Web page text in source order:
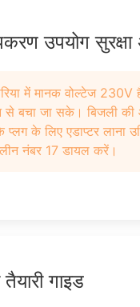
उपयोग
में मानक वोल्टेज
बचा जा सके। बिजली
के लिए एडाप्टर लाना
नंबर 17 डायल करें।
तैयारी गाइड